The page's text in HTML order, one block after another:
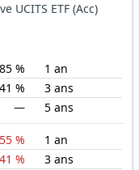
UCITS ETF (Acc)
%
1 an
%
3 ans
—
5 ans
%
1 an
%
3 ans